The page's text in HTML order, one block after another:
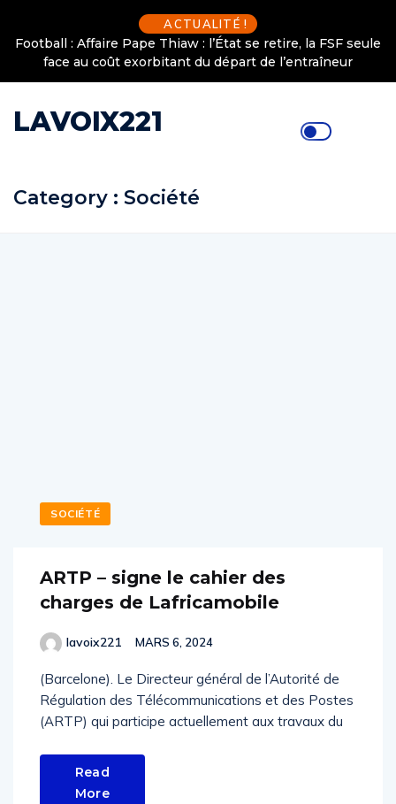
ACTUALITÉ !
Football : Affaire Pape Thiaw : l’État se retire, la FSF seule
face au coût exorbitant du départ de l’entraîneur
LAVOIX221
Category : Société
SOCIÉTÉ
ARTP – signe le cahier des
charges de Lafricamobile
lavoix221 MARS 6, 2024
(Barcelone). Le Directeur général de l’Autorité de
Régulation des Télécommunications et des Postes
(ARTP) qui participe actuellement aux travaux du
Read
More